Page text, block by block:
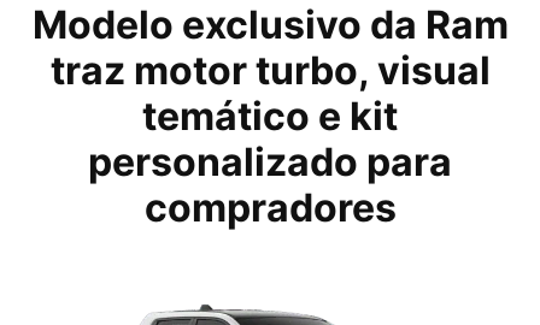
Modelo exclusivo da Ram
traz motor turbo, visual
temático e kit
personalizado para
compradores